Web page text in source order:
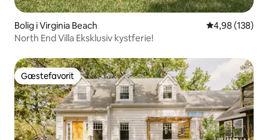
Bolig i Virginia Beach 4,98 ud af 5 i
4,98 (138)
North End Villa Eksklusiv kystferie!
Gæstefavorit
Gæstefavorit